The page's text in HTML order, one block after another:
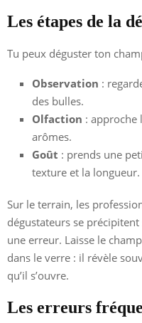
Les étapes de la
Tu peux déguster ton
Observation :
des bulles.
Olfaction : approche
arômes.
Goût : prends une
texture et la longueur.
Sur le terrain, les
dégustateurs se
une erreur. Laisse le
dans le verre : il révèle
qu’il s’ouvre.
Les erreurs